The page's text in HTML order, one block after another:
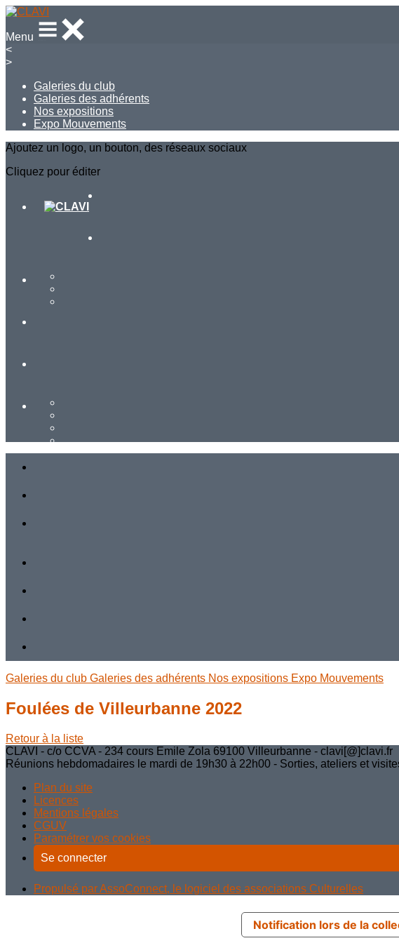
Menu
<
>
Galeries du club
Galeries des adhérents
Nos expositions
Expo Mouvements
Ajoutez un logo, un bouton, des réseaux sociaux
Cliquez pour éditer
Galeries du club Galeries des adhérents Nos expositions Expo Mouvements
Foulées de Villeurbanne 2022
Retour à la liste
CLAVI - c/o CCVA - 234 cours Emile Zola 69100 Villeurbanne - clavi[@]clavi.fr
Réunions hebdomadaires le mardi de 19h30 à 22h00 - Sorties, ateliers et
Plan du site
Licences
Mentions légales
CGUV
Paramétrer vos cookies
Se connecter
Propulsé par AssoConnect, le logiciel des associations Culturelles
Notification lors de la